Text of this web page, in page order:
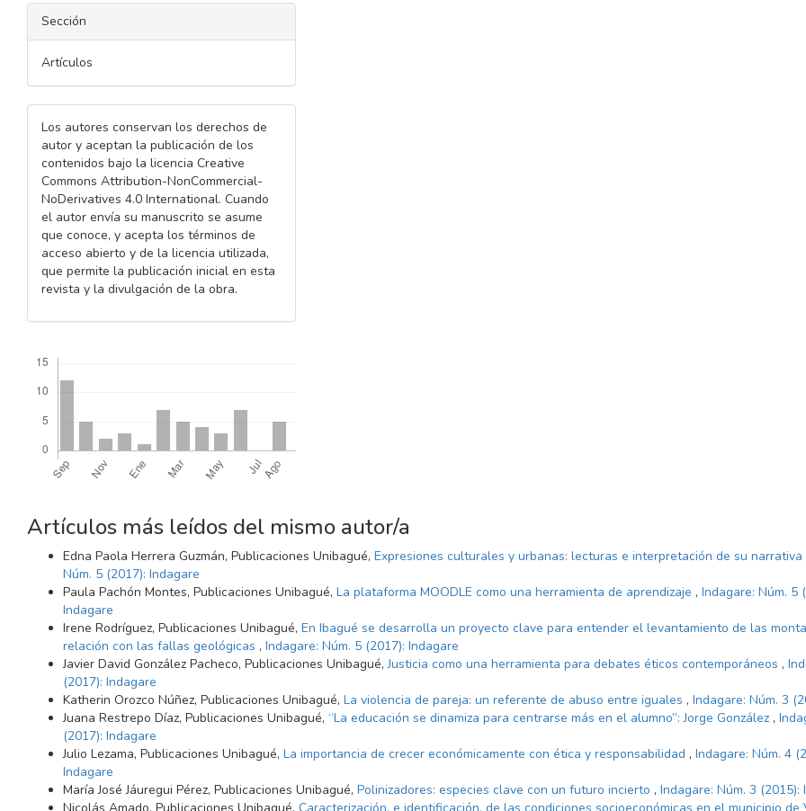
Sección
Artículos
Los autores conservan los derechos de
autor y aceptan la publicación de los
contenidos bajo la licencia Creative
Commons Attribution-NonCommercial-
NoDerivatives 4.0 International. Cuando
el autor envía su manuscrito se asume
que conoce, y acepta los términos de
acceso abierto y de la licencia utilizada,
que permite la publicación inicial en esta
revista y la divulgación de la obra.
Artículos más leídos del mismo autor/a
Edna Paola Herrera Guzmán, Publicaciones Unibagué, Expresiones culturales y urbanas: lecturas e interpretación de su narrativa
Núm. 5 (2017): Indagare
Paula Pachón Montes, Publicaciones Unibagué, La plataforma MOODLE como una herramienta de aprendizaje , Indagare: Núm. 5
Indagare
Irene Rodríguez, Publicaciones Unibagué, En Ibagué se desarrolla un proyecto clave para entender el levantamiento de las
relación con las fallas geológicas , Indagare: Núm. 5 (2017): Indagare
Javier David González Pacheco, Publicaciones Unibagué,Justicia como una herramienta para debates éticos contemporáneos ,
(2017): Indagare
Katherin Orozco Núñez, Publicaciones Unibagué, La violencia de pareja: un referente de abuso entre iguales , Indagare: Núm. 3
Juana Restrepo Díaz, Publicaciones Unibagué, “La educación se dinamiza para centrarse más en el alumno”: Jorge González ,
(2017): Indagare
Julio Lezama, Publicaciones Unibagué, La importancia de crecer económicamente con ética y responsabilidad , Indagare: Núm. 4
Indagare
María José Jáuregui Pérez, Publicaciones Unibagué, Polinizadores: especies clave con un futuro incierto , Indagare: Núm. 3 (2015):